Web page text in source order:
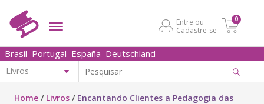
Entre ou
Cadastre-se
0
Brasil Portugal España Deutschland
Home / Livros / Encantando Clientes a Pedagogia das